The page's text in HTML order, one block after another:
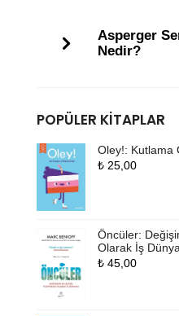
Asperger
Nedir?
POPÜLER KITAPLAR
Oley!: Kutlama
₺25,00
Öncüler:
Olarak İş
₺45,00